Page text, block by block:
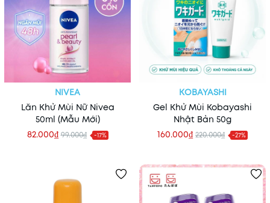
NIVEA
Lăn Khử Mùi Nữ Nivea
50ml (Mẫu Mới)
82.000₫ 99.000₫ -17%
KOBAYASHI
Gel Khử Mùi Kobayashi
Nhật Bản 50g
160.000₫ 220.000₫ -27%